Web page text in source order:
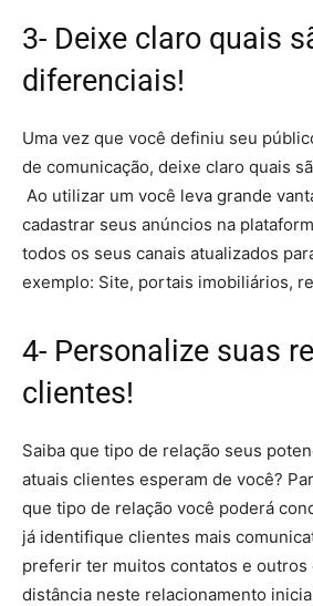
3- Deixe claro quais
diferenciais!
Uma vez que você definiu seu
de comunicação, deixe claro quais
Ao utilizar um você leva grande
cadastrar seus anúncios na
todos os seus canais atualizados
exemplo: Site, portais imobiliários,
4- Personalize suas
clientes!
Saiba que tipo de relação seus
atuais clientes esperam de você?
que tipo de relação você poderá
já identifique clientes mais
preferir ter muitos contatos e outros
distância neste relacionamento